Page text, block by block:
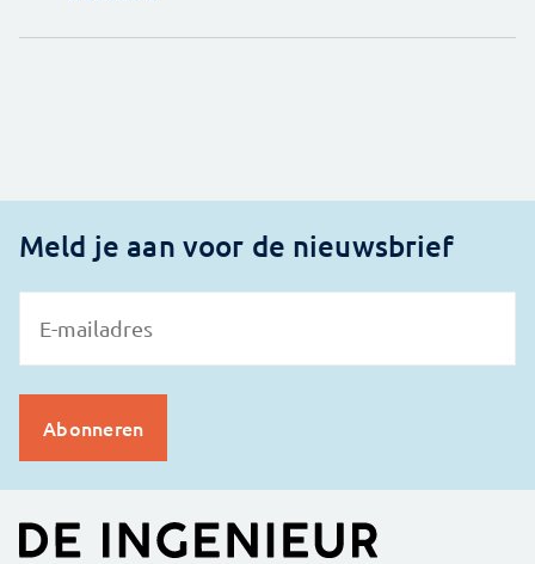
Meld je aan voor de nieuwsbrief